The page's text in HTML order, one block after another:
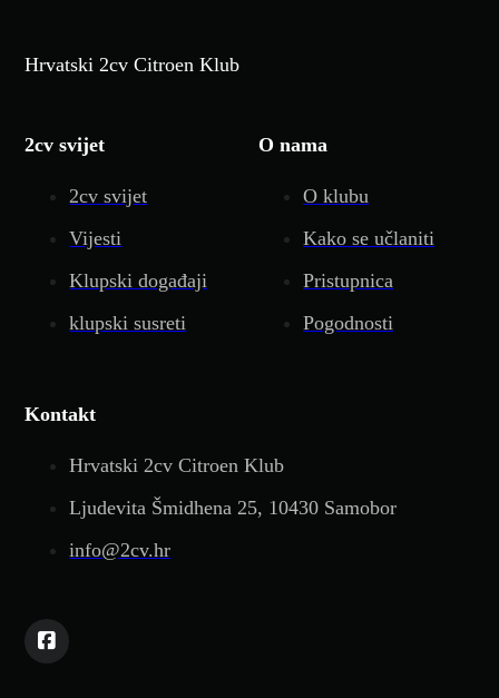
Hrvatski 2cv Citroen Klub
2cv svijet
2cv svijet
Vijesti
Klupski događaji
klupski susreti
O nama
O klubu
Kako se učlaniti
Pristupnica
Pogodnosti
Kontakt
Hrvatski 2cv Citroen Klub
Ljudevita Šmidhena 25, 10430 Samobor
info@2cv.hr